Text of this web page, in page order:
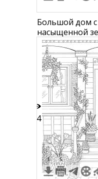
Большой дом
насыщенной
14
1 5